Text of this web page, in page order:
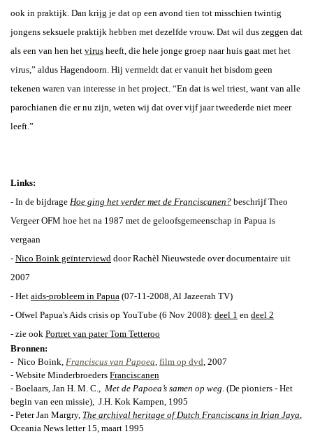
ook in praktijk. Dan krijg je dat op een avond tien tot misschien twintig
jongens seksuele praktijk hebben met dezelfde vrouw. Dat wil dus zeggen dat
als een van hen het virus heeft, die hele jonge groep naar huis gaat met het
virus,” aldus Hagendoorn. Hij vermeldt dat er vanuit het bisdom geen
tekenen waren van interesse in het project. “En dat is wel triest, want van alle
parochianen die er nu zijn, weten wij dat over vijf jaar tweederde niet meer
leeft.”
Links:
- In de bijdrage Hoe ging het verder met de Franciscanen? beschrijf Theo
Vergeer OFM hoe het na 1987 met de geloofsgemeenschap in Papua is
vergaan
- Nico Boink geïnterviewd door Rachèl Nieuwstede over documentaire uit
2007
- Het aids-probleem in Papua (07-11-2008, Al Jazeerah TV)
- Ofwel Papua's Aids crisis op YouTube (6 Nov 2008): deel 1 en deel 2
- zie ook Portret van pater Tom Tetteroo
Bronnen:
- Nico Boink, Franciscus van Papoea film op dvd , 2007
- Website Minderbroeders Franciscanen
- Boelaars, Jan H. M. C Met de Papoea’s samen op weg . (De pioniers - Het
begin van een missie), J.H. Kok Kampen, 1995
- Peter Jan Margry, The archival heritage of Dutch Franciscans in Irian Jaya
Oceania News letter 15, maart 1995